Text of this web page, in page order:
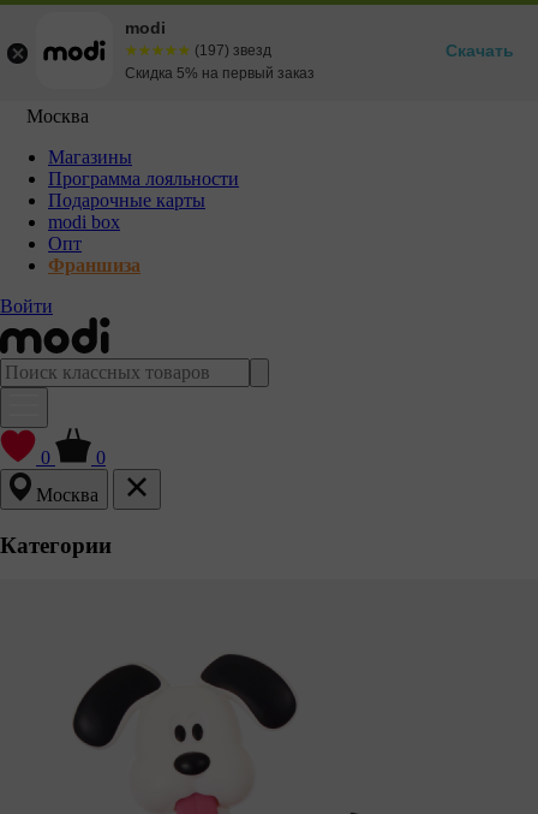
Москва
Магазины
Программа лояльности
Подарочные карты
modi box
Опт
Франшиза
Войти
0
0
Москва
Категории
modi
☆☆☆☆☆
★★★★★ (197) звезд
Скидка 5% на первый заказ
Скачать